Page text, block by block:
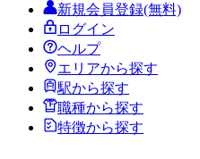
新規会員登録(無料)
ログイン
ヘルプ
エリアから探す
駅から探す
職種から探す
特徴から探す